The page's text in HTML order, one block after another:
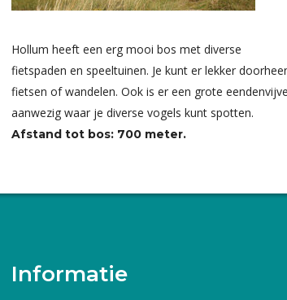
Hollum heeft een erg mooi bos met diverse
fietspaden en speeltuinen. Je kunt er lekker
fietsen of wandelen. Ook is er een grote
aanwezig waar je diverse vogels kunt spotten.
Afstand tot bos: 700 meter.
Informatie